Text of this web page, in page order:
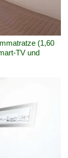
(1,60
TV und